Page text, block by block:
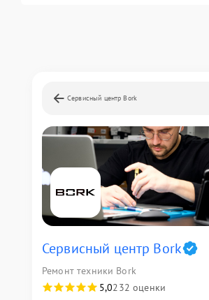
Сервисный центр Bork
Сервисный центр Bork
Ремонт техники Bork
5,0232 оценки